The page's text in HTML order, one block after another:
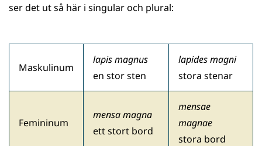
ser det ut så här i singular och plural:
Maskulinum
lapis magnus
en stor sten
lapides magni
stora stenar
Femininum
mensa magna
ett stort bord
mensae
magnae
stora bord